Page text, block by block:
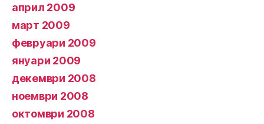
април 2009
март 2009
февруари 2009
януари 2009
декември 2008
ноември 2008
октомври 2008